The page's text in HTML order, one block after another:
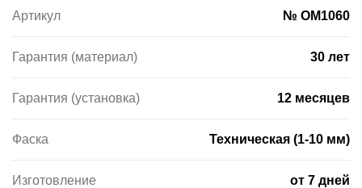
Артикул № OM1060
Гарантия (материал) 30 лет
Гарантия (установка) 12 месяцев
Фаска Техническая (1-10 мм)
Изготовление от 7 дней